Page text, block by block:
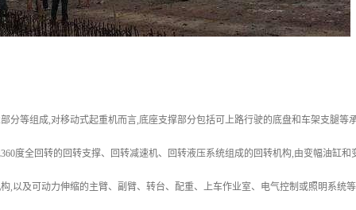
分等组成,对移动式起重机而言,底座支撑部分包括可上路行驶的底盘和车架支腿等
度全回转的回转支撑、回转减速机、回转液压系统组成的回转机构,由变幅油缸和
,以及可动力伸缩的主臂、副臂、转台、配重、上车作业室、电气控制或照明系统